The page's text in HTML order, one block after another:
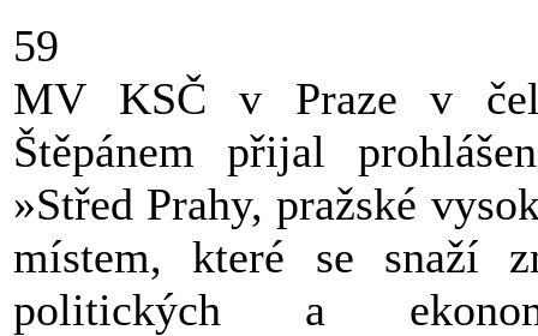
59
MV KSČ v Praze v
Štěpánem přijal
»Střed Prahy, pražské
místem, které se snaží
politických a